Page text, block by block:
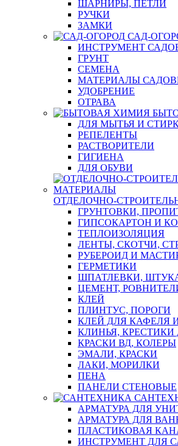
ШАРНИРЫ, ПЕТЛИ
РУЧКИ
ЗАМКИ
САД-
ИНСТРУМЕНТ
ГРУНТ
СЕМЕНА
МАТЕРИАЛЫ
УДОБРЕНИЕ
ОТРАВА
ДЛЯ МЫТЬЯ И
РЕПЕЛЕНТЫ
РАСТВОРИТЕЛИ
ГИГИЕНА
ДЛЯ ОБУВИ
ОТДЕЛОЧНО-
ГРУНТОВКИ,
ГИПСОКАРТОН И
ТЕПЛОИЗОЛЯЦИЯ
ЛЕНТЫ, СКОТЧИ,
РУБЕРОИД И
ГЕРМЕТИКИ
ШПАТЛЕВКИ,
ЦЕМЕНТ,
КЛЕЙ
ПЛИНТУС, ПОРОГИ
КЛЕЙ ДЛЯ КАФЕЛЯ
КЛИНЬЯ,
КРАСКИ ВД, КОЛЕРЫ
ЭМАЛИ, КРАСКИ
ЛАКИ, МОРИЛКИ
ПЕНА
ПАНЕЛИ СТЕНОВЫЕ
АРМАТУРА ДЛЯ
АРМАТУРА ДЛЯ
ПЛАСТИКОВАЯ
ИНСТРУМЕНТ ДЛЯ